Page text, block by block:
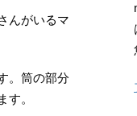
んがいるマ
。筒の部分
。